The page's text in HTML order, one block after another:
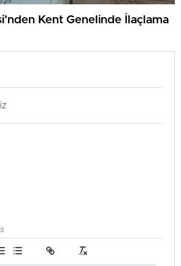
Kent Genelinde İlaçlama